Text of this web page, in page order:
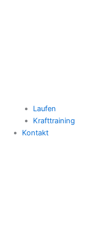
Laufen
Krafttraining
Kontakt